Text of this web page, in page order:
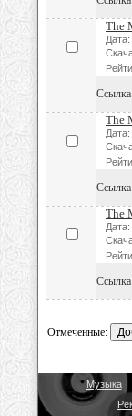
The
Ссылка
The
Ссылка
The
Ссылка
Отмеченные:
Музыка